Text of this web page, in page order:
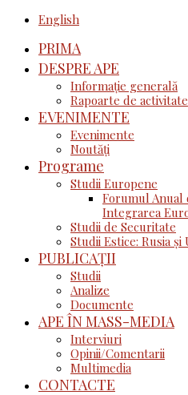
English
PRIMA
DESPRE APE
Informație generală
Rapoarte de activitate
EVENIMENTE
Evenimente
Noutăţi
Programe
Studii Europene
Forumul Anual
Integrarea
Studii de Securitate
Studii Estice: Rusia și
PUBLICAȚII
Studii
Analize
Documente
APE ÎN MASS-MEDIA
Interviuri
Opinii/Comentarii
Multimedia
CONTACTE